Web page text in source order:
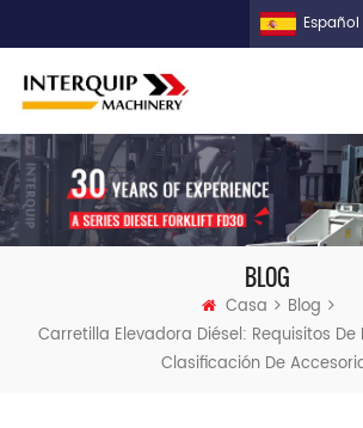
Español
BLOG
Casa
Blog
Carretilla Elevadora Diésel: Requisitos De
Clasificación De